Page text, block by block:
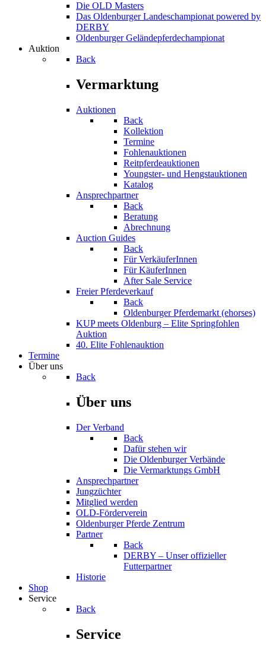
Die OLD Masters
Das Oldenburger Landeschampionat powered by
DERBY
Oldenburger Geländepferde­championat
Auktion
Back
Vermarktung
Auktionen
Back
Kollektion
Termine
Fohlenauktionen
Reitpferdeauktionen
Youngster- und Hengstauktionen
Katalog
Ansprechpartner
Back
Beratung
Abrechnung
Auction Guides
Back
Für VerkäuferInnen
Für KäuferInnen
After Sale Service
Freier Pferdeverkauf
Back
Oldenburger Pferdemarkt (ehorses)
KUP meets Oldenburg – Elite Springfohlen
Auktion
40. Elite Fohlenauktion
Termine
Über uns
Back
Über uns
Der Verband
Back
Dafür stehen wir
Die Oldenburger Verbände
Die Vermarktungs GmbH
Ansprechpartner
Jungzüchter
Mitglied werden
OLD-Förderverein
Oldenburger Pferde Zentrum
Partner
Back
DERBY – Unser offizieller
Futterpartner
Historie
Shop
Service
Back
Service